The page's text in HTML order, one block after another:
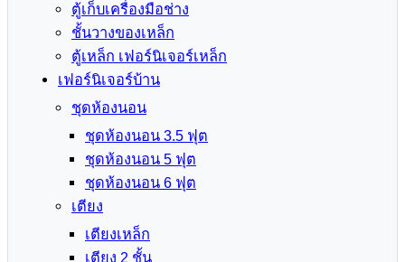
ตู้เก็บเครื่องมือช่าง
ชั้นวางของเหล็ก
ตู้เหล็ก เฟอร์นิเจอร์เหล็ก
เฟอร์นิเจอร์บ้าน
ชุดห้องนอน
ชุดห้องนอน 3.5 ฟุต
ชุดห้องนอน 5 ฟุต
ชุดห้องนอน 6 ฟุต
เตียง
เตียงเหล็ก
เตียง 2 ชั้น